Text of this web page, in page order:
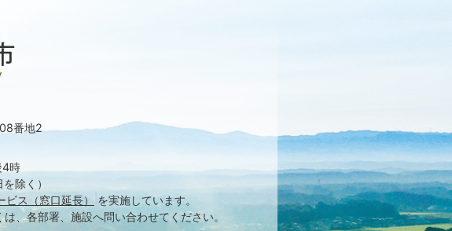
番地2
4時
除く）
ビス（窓口延長）
を実施しています。
は、各部署、施設へ問い合わせてください。